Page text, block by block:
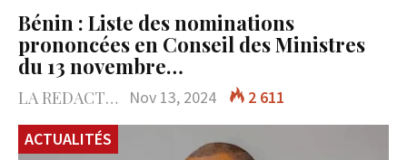
Bénin : Liste des nominations
prononcées en Conseil des Ministres
du 13 novembre…
LA REDACTION Nov 13, 2024
2 611
ACTUALITÉS